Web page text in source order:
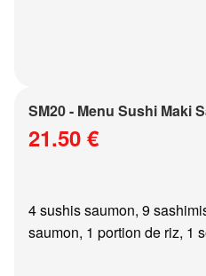
SM20 - Menu Sushi Maki
21.50 €
4 sushis saumon, 9
saumon, 1 portion de riz, 1